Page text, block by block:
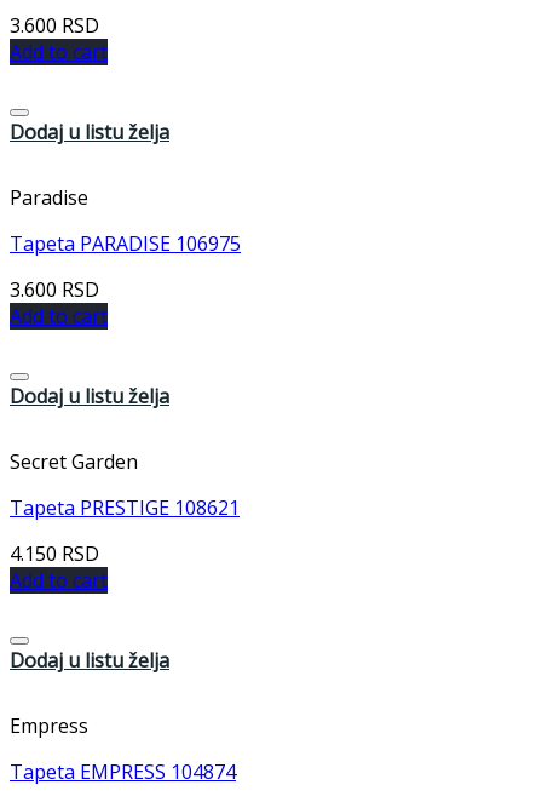
3.600 RSD
Add to cart
Dodaj u listu želja
Paradise
Tapeta PARADISE 106975
3.600 RSD
Add to cart
Dodaj u listu želja
Secret Garden
Tapeta PRESTIGE 108621
4.150 RSD
Add to cart
Dodaj u listu želja
Empress
Tapeta EMPRESS 104874